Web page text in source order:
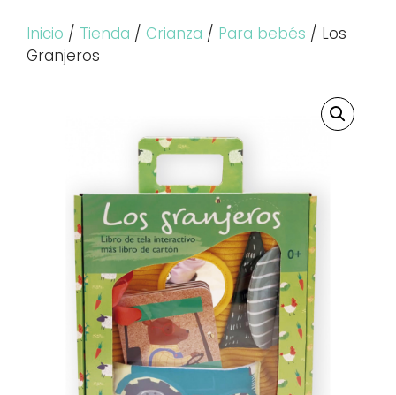
Inicio / Tienda / Crianza / Para bebés / Los
Granjeros